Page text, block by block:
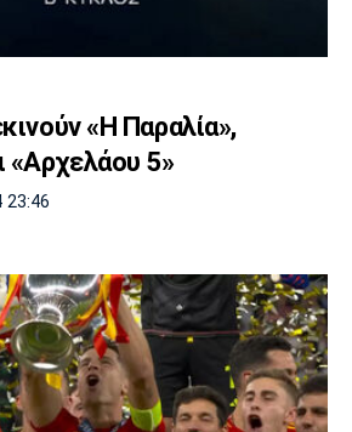
«Η Παραλία»,
«Αρχελάου 5»
23:46